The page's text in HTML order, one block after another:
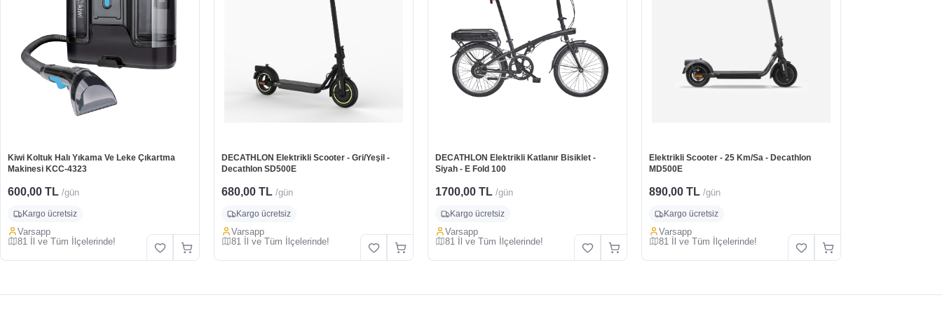
Kiwi Koltuk Halı Yıkama Ve Leke Çıkartma
Makinesi KCC-4323
600,00 TL /gün
Kargo ücretsiz
Varsapp
81 İl ve Tüm İlçelerinde!
DECATHLON Elektrikli Scooter - Gri/Yeşil -
Decathlon SD500E
680,00 TL /gün
Kargo ücretsiz
Varsapp
81 İl ve Tüm İlçelerinde!
DECATHLON Elektrikli Katlanır Bisiklet -
Siyah - E Fold 100
1700,00 TL /gün
Kargo ücretsiz
Varsapp
81 İl ve Tüm İlçelerinde!
Elektrikli Scooter - 25 Km/Sa - Decathlon
MD500E
890,00 TL /gün
Kargo ücretsiz
Varsapp
81 İl ve Tüm İlçelerinde!